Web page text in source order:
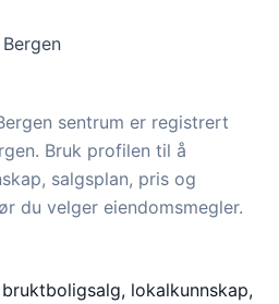
sentrum er registrert
Bruk profilen til å
salgsplan, pris og
du velger eiendomsmegler.
lokalkunnskap,